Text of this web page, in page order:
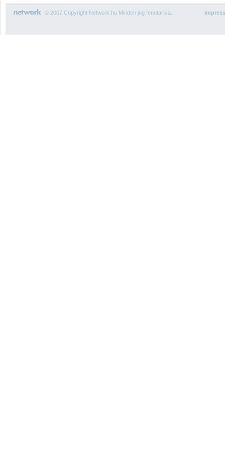
© 2007 Copyright Network.hu Minden jog fenntartva.